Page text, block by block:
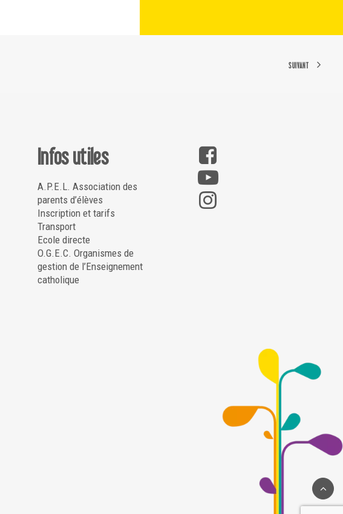
SUIVANT
Infos utiles
A.P.E.L. Association des
parents d’élèves
Inscription et tarifs
Transport
Ecole directe
O.G.E.C. Organismes de
gestion de l’Enseignement
catholique